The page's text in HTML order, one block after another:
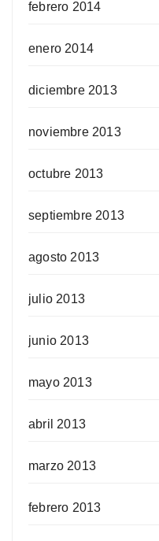
febrero 2014
enero 2014
diciembre 2013
noviembre 2013
octubre 2013
septiembre 2013
agosto 2013
julio 2013
junio 2013
mayo 2013
abril 2013
marzo 2013
febrero 2013